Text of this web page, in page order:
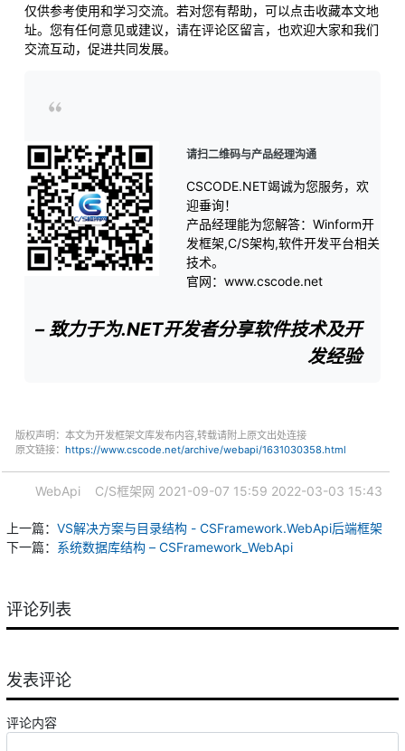
仅供参考使用和学习交流。若对您有帮助，可以点击收藏本文地
址。您有任何意见或建议，请在评论区留言，也欢迎大家和我们
交流互动，促进共同发展。
请扫二维码与产品经理沟通
CSCODE.NET竭诚为您服务，欢
迎垂询！
产品经理能为您解答：Winform开
发框架,C/S架构,软件开发平台相关
技术。
官网：www.cscode.net
– 致力于为.NET开发者分享软件技术及开
发经验
版权声明：本文为开发框架文库发布内容,转载请附上原文出处连接
原文链接： https://www.cscode.net/archive/webapi/1631030358.html
WebApi C/S框架网 2021-09-07 15:59 2022-03-03 15:43
上一篇： VS解决方案与目录结构 - CSFramework.WebApi后端框架
下一篇： 系统数据库结构 – CSFramework_WebApi
评论列表
发表评论
评论内容